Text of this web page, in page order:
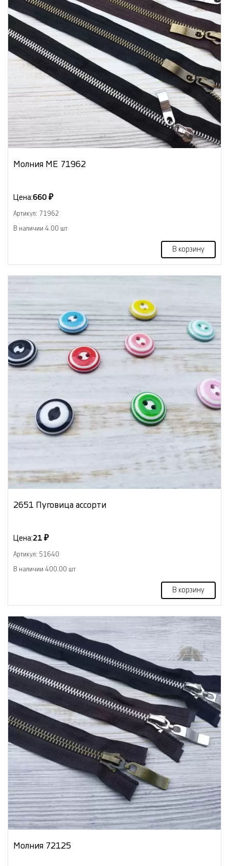
Молния МЕ 71962
Цена:660 ₽
Артикул: 71962
В наличии 4.00 шт
В корзину
2651 Пуговица ассорти
Цена:21 ₽
Артикул: 51640
В наличии 400.00 шт
В корзину
Молния 72125